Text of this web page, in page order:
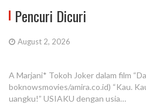
Pencuri Dicuri
August 2, 2026
A Marjani* Tokoh Joker dalam film
boknowsmovies/amira.co.id) “Kau.
uangku!” USIAKU dengan usia…